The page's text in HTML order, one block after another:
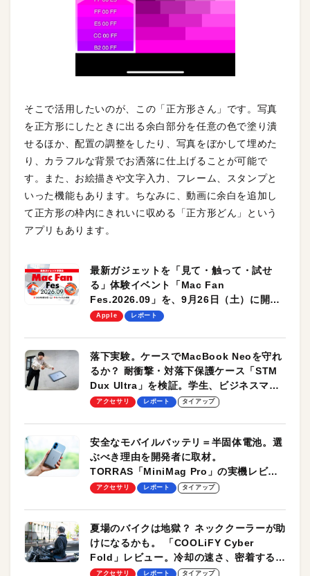
そこで活用したいのが、この「正方形さん」です。写真
を正方形にしたときに出る余白部分を任意の色で塗り潰
せるほか、配置の調整をしたり、写真をぼかして埋めた
り、カラフルな背景でお洒落に仕上げることが可能で
す。また、お絵描きや文字入力、フレーム、スタンプと
いった機能もあります。ちなみに、動画に余白を追加し
て正方形の枠内にきれいに収める「正方形どん」という
アプリもあります。
最新ガジェットを「見て・触って・試せ
る」体験イベント「Mac Fan
Fes.2026.09」を、9月26日（土）に開催
します！
Apple レポート
落下実験。ケースでMacBook Neoを守れ
るか？ 耐衝撃・対落下保護ケース「STM
Dux Ultra」を検証。学生、ビジネスマン
のモバイルユースに最適！
アクセサリ レポート タイアップ
安全なモバイルバッテリ＝半固体電池。選
ぶべき理由を開発者に取材。
TORRAS「MiniMag Pro」の実機レビュ
ーも
アクセサリ レポート タイアップ
夏場のバイクは地獄？ ネッククーラーが助
けになるかも。 「COOLiFY Cyber
Fold」レビュー。冷却の速さ、密着する冷
却プレート、シンプルな操作性がグッド！
アクセサリ レポート タイアップ